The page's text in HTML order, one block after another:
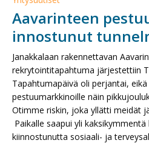
Aavarinteen
innostunut
Janakkalaan rakennettavan
rekrytointitapahtuma järjestettiin
Tapahtumapäivä oli perjantai,
pestuumarkkinoille näin
Otimme riskin, joka yllätti meidät
Paikalle saapui yli
kiinnostunutta sosiaali- ja